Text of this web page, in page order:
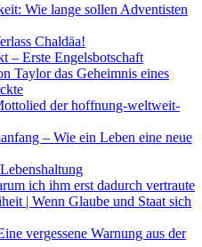
Wie lange sollen Adventisten
Chaldäa!
– Erste Engelsbotschaft
Taylor das Geheimnis eines
der hoffnung-weltweit-
– Wie ein Leben eine neue
ich ihm erst dadurch vertraute
| Wenn Glaube und Staat sich
vergessene Warnung aus der